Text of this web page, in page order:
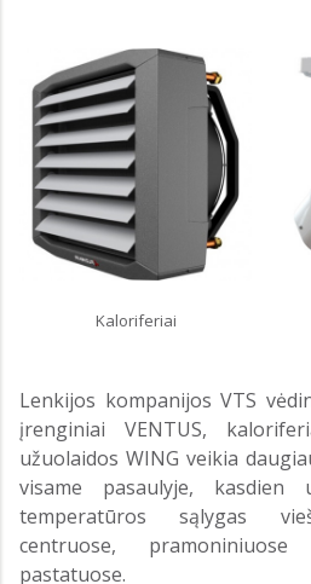
Kaloriferiai
Lenkijos kompanijos VTS
įrenginiai VENTUS,
užuolaidos WING veikia
visame pasaulyje, kasdien
temperatūros sąlygas
centruose,
pastatuose.